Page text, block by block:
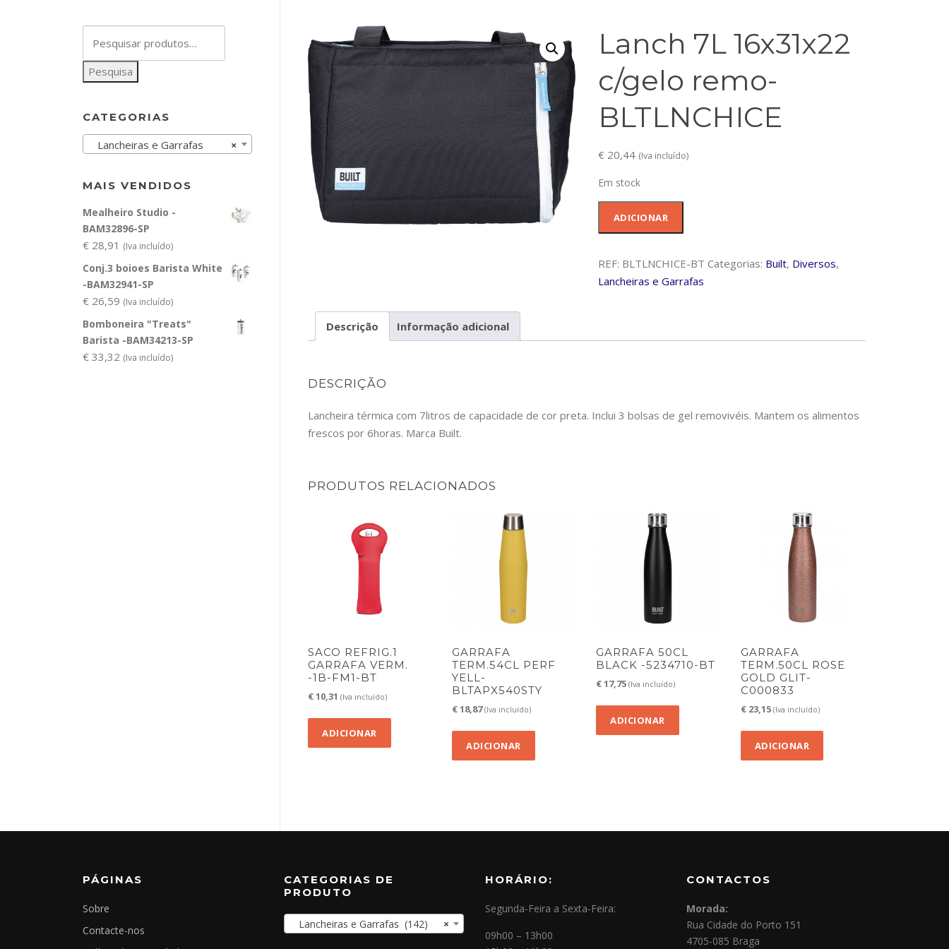
Lanch 7L 16x31x22
c/gelo remo-
BLTLNCHICE
€20,44 (Iva incluído)
Em stock
7L
16x31x22
ADICIONAR
REF: BLTLNCHICE-BT Categorias: Built, Diversos,
Lancheiras e Garrafas
Descrição Informação adicional
DESCRIÇÃO
Lancheira térmica com 7litros de capacidade de cor preta. Inclui 3 bolsas de gel removivéis. Mantem os alimentos
frescos por 6horas. Marca Built.
PRODUTOS RELACIONADOS
SACO REFRIG.1
GARRAFA VERM.
-1B-FM1-BT
€10,31 (Iva incluído)
ADICIONAR
GARRAFA
TERM.54CL PERF
YELL-
BLTAPX540STY
€18,87 (Iva incluído)
ADICIONAR
GARRAFA 50CL
BLACK -5234710-BT
€17,75 (Iva incluído)
ADICIONAR
GARRAFA
TERM.50CL ROSE
GOLD GLIT-
C000833
€23,15 (Iva incluído)
ADICIONAR
por:
Pesquisa
CATEGORIAS
×
Lancheiras e Garrafas
MAIS VENDIDOS
Mealheiro Studio -
BAM32896-SP
€ 28,91 (Iva incluído)
Conj.3 boioes Barista White
-BAM32941-SP
€ 26,59 (Iva incluído)
Bomboneira "Treats"
Barista -BAM34213-SP
€ 33,32 (Iva incluído)
PÁGINAS
Sobre
Contacte-nos
CATEGORIAS DE
PRODUTO
×
Lancheiras e Garrafas (142)
HORÁRIO:
Segunda-Feira a Sexta-Feira:
09h00 – 13h00
CONTACTOS
Morada:
Rua Cidade do Porto 151
4705-085 Braga